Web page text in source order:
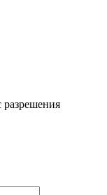
разрешения